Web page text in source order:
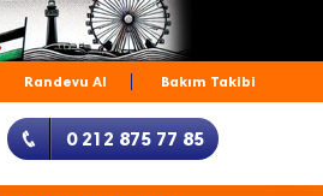
Randevu Al Bakım Takibi
0 212 875 77 85